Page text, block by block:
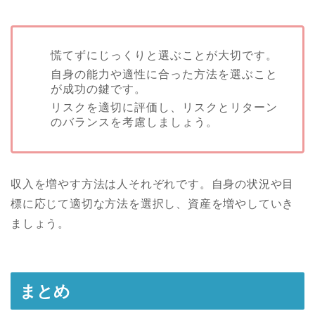
慌てずにじっくりと選ぶことが大切です。
自身の能力や適性に合った方法を選ぶこと
が成功の鍵です。
リスクを適切に評価し、リスクとリターン
のバランスを考慮しましょう。
収入を増やす方法は人それぞれです。自身の状況や目
標に応じて適切な方法を選択し、資産を増やしていき
ましょう。
まとめ